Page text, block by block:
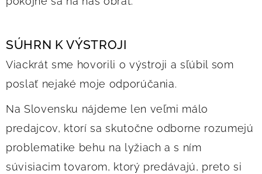
SÚHRN K VÝSTROJI
Viackrát sme hovorili o výstroji a sľúbil som
poslať nejaké moje odporúčania.
Na Slovensku nájdeme len veľmi málo
predajcov, ktorí sa skutočne odborne rozumejú
problematike behu na lyžiach a s ním
súvisiacim tovarom, ktorý predávajú, preto si